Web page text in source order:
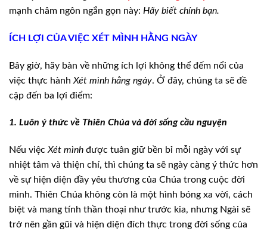
mạnh châm ngôn ngắn gọn này: Hãy biết chính bạn.
ÍCH LỢI CỦA VIỆC XÉT MÌNH HẰNG NGÀY
Bây giờ, hãy bàn về những ích lợi không thể đếm nổi của
việc thực hành Xét mình hằng ngày. Ở đây, chúng ta sẽ đề
cập đến ba lợi điểm:
1. Luôn ý thức về Thiên Chúa và đời sống cầu nguyện
Nếu việcXét mình được tuân giữbền bỉ mỗi ngày với sự
nhiệt tâm và thiện chí, thì chúng ta sẽ ngày càng ý thức hơn
về sự hiện diện đầy yêu thương của Chúa trong cuộc đời
mình. Thiên Chúa không còn là một hình bóng xa vời, cách
biệt và mang tính thần thoại như trước kia, nhưng Ngài sẽ
trở nên gần gũi và hiện diện đích thực trong đời sống của